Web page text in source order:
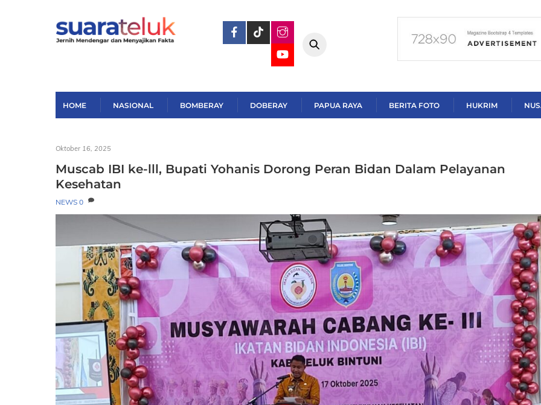
HOME NASIONAL BOMBERAY DOBERAY PAPUA RAYA BERITA FOTO HUKRIM
Oktober 16, 2025
Muscab IBI ke-lll, Bupati Yohanis Dorong Peran Bidan Dalam Pelayanan
Kesehatan
NEWS 0